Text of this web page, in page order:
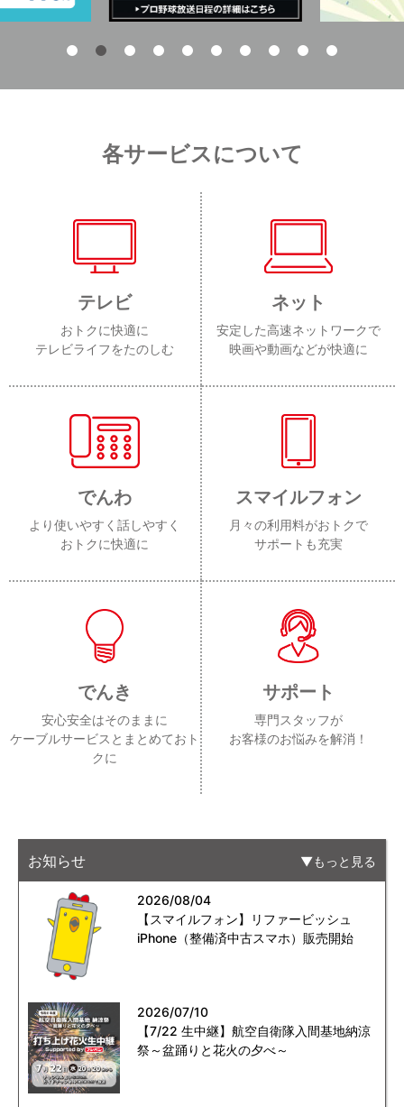
各サービスについて
テレビ
おトクに快適に
テレビライフをたのしむ
ネット
安定した高速ネットワークで
映画や動画などが快適に
でんわ
より使いやすく話しやすく
おトクに快適に
スマイルフォン
月々の利用料がおトクで
サポートも充実
でんき
安心安全はそのままに
ケーブルサービスとまとめておト
クに
サポート
専門スタッフが
お客様のお悩みを解消！
お知らせ もっと見る
2026/08/04
【スマイルフォン】リファービッシュ
iPhone（整備済中古スマホ）販売開始
2026/07/10
【7/22 生中継】航空自衛隊入間基地納涼
祭～盆踊りと花火の夕べ～